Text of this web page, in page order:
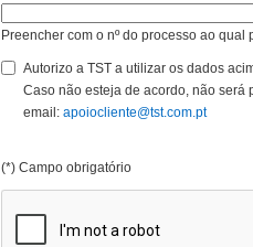
Preencher com o nº do processo ao qual
Autorizo a TST a utilizar os dados
Caso não esteja de acordo, não será
email: apoiocliente@tst.com.pt
(*) Campo obrigatório